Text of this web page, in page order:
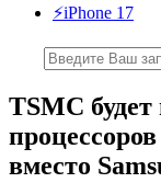
⚡️iPhone 17
TSMC
вместо